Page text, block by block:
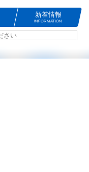
新着情報
INFORMATION